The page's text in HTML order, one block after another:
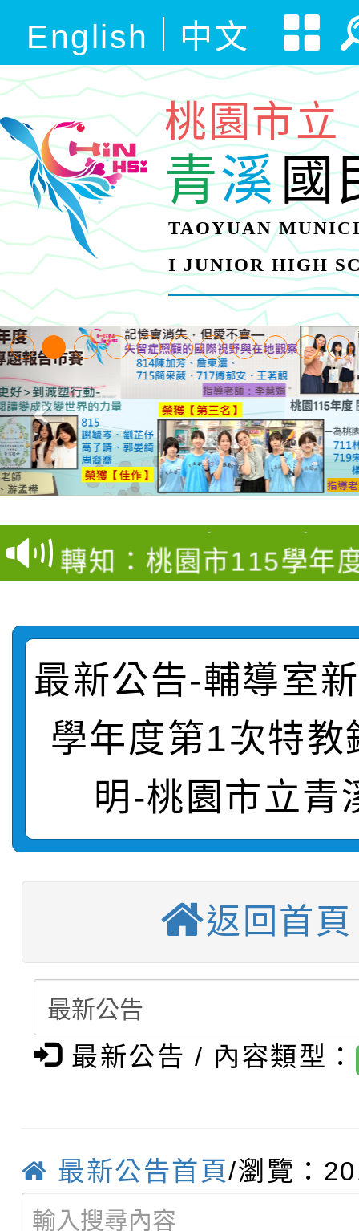
English 中文
桃園市立
青溪國
TAOYUAN
I JUNIOR HIGH
【甄選結果(第4招)】
結果(第4招)
學年度第1學期第7次代
轉知：桃園市115學年
賽實施要點
比賽實施要點」
轉知：「115年金融知
動辦法」
轉知臺中市政府政風處
城市手牽手，綠能透明
畫影片一案
轉知：「115學年度全
劇比賽實施要點」及修
轉知：桃園市115年度
敬師藝文競賽』實施計
【甄選結果(第11招)】
學年度第1學期第7次代
結果(第11招)
【甄選結果(第3招)】
學年度第1學期第9次
【甄選結果(第4招)】
結果(第4招)
學年度第1學期第7次代
結果(第12招)
轉知：桃園市115學年
賽及師生本土語及新住
轉知：「桃園市115學
轉知：「115年金融知
城市手牽手，綠能透明
畫影片一案
轉知：「115學年度全
劇比賽實施要點」及修
轉知：桃園市115年度
最新公告-輔導室
學年度第1次特教
明-桃園市立青
返回首頁
最新公告 / 內容類型：
最新公告首頁/瀏覽：